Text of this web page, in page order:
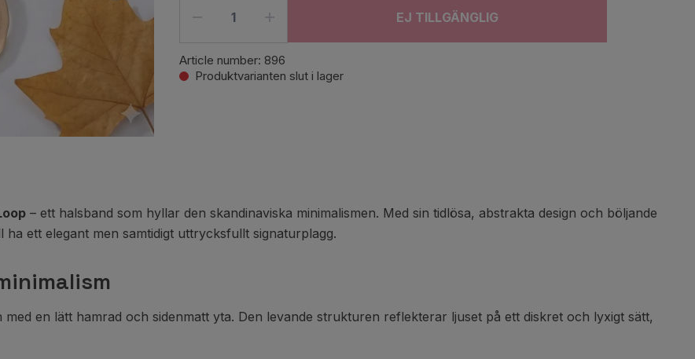
EJ TILLGÄNGLIG
Article number: 896
Produktvarianten slut i lager
– ett halsband som hyllar den skandinaviska minimalismen. Med sin tidlösa, abstrakta design och böljande
ett elegant men samtidigt uttrycksfullt signaturplagg.
en lätt hamrad och sidenmatt yta. Den levande strukturen reflekterar ljuset på ett diskret och lyxigt sätt,